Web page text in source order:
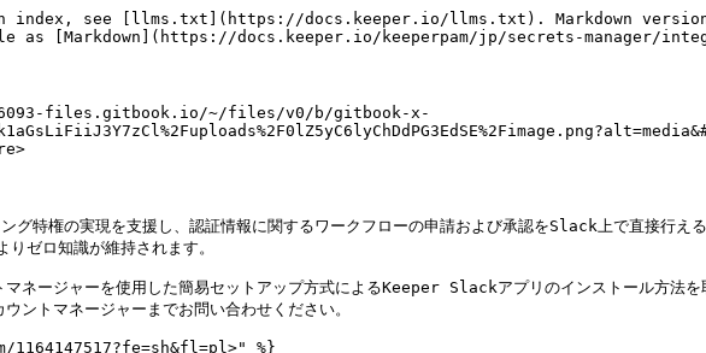
フォルダ内に直接新しいKeeperレコードを作成できます。申請ユーザーがアクセスできる共有フォルダのみが表示されます。すべてのレコード作成について管理者に通知されます。</td></tr><tr><td>エンドポイント特権マネージャー承認</td><td>Keeperエンドポイント特権マネージャー (KEPM) によるジャストインタイム昇格承認を、専用のSlackチャネルからリアルタイムで実行できます。</td></tr><tr><td>SSOクラウドデバイス承認</td><td>Keeperオートメーターサービスを導入していない場合でも、Slack上からSSOクラウドデバイスの承認を実行できます。</td></tr><tr><td><a href="#multi-channel-approver-setup-optional"><strong>マルチチャネル承認者 (任意)</strong></a></td><td>申請者のKeeperチームに基づき、ボルトアクセス申請をチーム固有のSlack承認チャネルへ振り分けます。承認者が付与できる対象を、特定のフォルダおよびレコードのUIDに制限することも任意で可能です。</td></tr></tbody></table>

***

## 要件

### システム要件

ゼロ知識および完全なエンドツーエンド暗号化を維持するため、Keeper Slackアプリおよびコマンダーサービスモードのコンテナは、各お客様のインフラストラクチャ上でホストされ、Slackのクラウドサービスと連携します。セットアップ作業には、ローカル環境でコマンダーを使用します。

<table><thead><tr><th width="313.359375">要件</th><th>詳細</th></tr></thead><tbody><tr><td>Linux VM</td><td>クラウドまたはオンプレミス上の任意の仮想マシン。SlackおよびKeeperサービスに対してhttps/443のアウトバウンド接続が可能であること。</td></tr><tr><td>Docker</td><td>サービス構築にはDockerの使用を推奨。</td></tr><tr><td>Keeperコマンダー</td><td>サービスモードが実行中で、アクセス可能であること。</td></tr><tr><td>Keeperシークレットマネージャー</td><td>シークレット設定データの取得に、KeeperシークレットマネージャーまたはKeeperPAMライセンスが必要。</td></tr><tr><td>Slackワークスペース</td><td>アプリのインストールおよび設定を行うための管理者権限が必要。</td></tr></tbody></table>

{% hint style="warning" %}
重要: `slack-app-setup` コマンドを実行するには、Keeperシークレットマネージャー (KSM) を有効化しておく必要があります。KSMをご利用いただけない場合は、担当のアカウントマネージャーまでお問い合わせください。
{% endhint %}

## セットアップ手順

以下のセットアップ手順では、コマンダーおよびSlackアプリのDockerイメージ ([keeper/commander](https://hub.docker.com/r/keeper/commander)および[keeper/slack-app](https://hub.docker.com/r/keeper/slack-app))を使用します。本連携では、各サービスで使用する設定情報を保護するためにKeeperシークレットマネージャーも利用します。

Slackアプリの設定は、次の5つの手順で行います。

1. [Slackアプリの作成](#step-1.-create-slack-app)
2. [承認用チャネルの作成](#step-2.-create-approvals-channel)
3. [コマンダーサービスモードの設定](#step-3.-commander-service-mode-setup)
4. [Slackアプリ設定コマンドの実行](#step-4.-run-slack-app-setup-command)
5. [Docker環境へのデプロイ](#step-5.-deploy-to-docker-environment)

***

### 1. Slackアプリの作成 <a href="#step-1.-create-slack-app" id="step-1.-create-slack-app"></a>

このセクションでは、Slackワークスペースの管理者としてSlackアプリを作成し、必要な設定値を取得します。

* Slack管理者として api.slack.com/apps にアクセスします。
* **\[Create New App]** (アプリを新規作成) → **\[From a manifest]** (マニフェストから) をクリックします。
* 対象のワークスペースを選択します。
* 以下のJSONコンテンツをマニフェストに貼り付けます。

<figure><img src="https://859776093-files.gitbook.io/~/files/v0/b/gitbook-x-prod.appspot.com/o/spaces%2FPL6k1aGsLiFiiJ3Y7zCl%2Fuploads%2FKX0Z7tHthAuPxoYAWNmK%2Fimage.png?alt=media&#x26;token=57fec1f0-9057-4ba7-8185-d26a29f2c567" alt="" width="563"><figcaption></figcaption></figure>

<figure><img src="https://859776093-files.gitbook.io/~/files/v0/b/gitbook-x-prod.appspot.com/o/spaces%2FPL6k1aGsLiFiiJ3Y7zCl%2Fuploads%2Frhakwnl5tUJcdjza90Xr%2Fimage.png?alt=media&#x26;token=da65db9e-1a1e-4f1f-9982-1ccfe7248227" alt="" width="563"><figcaption></figcaption></figure>

<figure><img src="https://859776093-files.gitbook.io/~/files/v0/b/gitbook-x-prod.appspot.com/o/spaces%2FPL6k1aGsLiFiiJ3Y7zCl%2Fuploads%2FmaGPPPuwq3U9muZO24wB%2Fimage.png?alt=media&#x26;token=1ab1e412-8135-4de6-b913-cc6178c25792" alt="" width="563"><figcaption></figcaption></figure>

<figure><img src="https://859776093-files.gitbook.io/~/files/v0/b/gitbook-x-prod.appspot.com/o/spaces%2FPL6k1aGsLiFiiJ3Y7zCl%2Fuploads%2FhOnLDLAHSLA8MRbgxywA%2Fimage.png?alt=media&#x26;token=691e85c9-6d92-4920-8f2a-989dfecae961" alt="" width="563"><figcaption></figcaption></figure>

{% code overflow="wrap" %}

```json
{
  "display_information": {
    "name": "Keeper Security",
    "description": "Access Keeper Vault and PEDM directly within Slack",
    "background_color": "#173964",
    "long_description": "A secure, team-friendly password manager built for Slack. Easily store, retrieve, and share credentials without leaving your workspace. With encrypted storage, access controls, and approval workflows, it helps your team manage secrets safely and efficiently."
  },
  "features": {
    "app_home": {
      "home_tab_enabled": true,
      "messages_tab_enabled": true,
      "messages_tab_read_only_enabled": false
    },
    "bot_user": {
      "display_name": "Keeper Security",